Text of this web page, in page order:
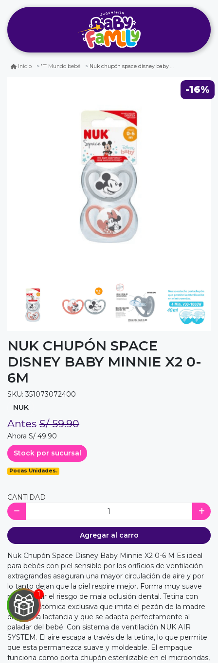
Inicio Mundo bebé Nuk chupón space disney baby minnie x2 0-6m
-16%
NUK CHUPÓN SPACE
DISNEY BABY MINNIE X2 0-
6M
SKU: 351073072400
NUK
Antes S/ 59.90
Ahora S/ 49.90
Stock por sucursal
Pocas Unidades.
CANTIDAD
Agregar al carro
Nuk Chupón Space Disney Baby Minnie X2 0-6 M Es ideal
para bebés con piel sensible por los orificios de ventilación
extragrandes aseguran una mayor circulación de aire y por
lo tanto dejan que la piel respire mejor. Forma muy suave
para reducir el riesgo de mala oclusión dental. Tetina con
forma anatómica exclusiva que imita el pezón de la madre
durante la lactancia y que se adapta perfectamente al
paladar del bebé. Con sistema de ventilación NUK AIR
SYSTEM. El aire escapa a través de la tetina, lo que permite
que esta permanezca suave y moldeable. El empaque
funciona como porta chupón esterilizable en el microondas,